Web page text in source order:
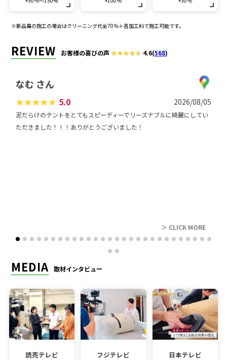
※新品幕の施工の場合はクリーニング代金70％＋各加工料で施工可能です。
REVIEW お客様の喜びの声 4.6(568)
なむ さん
★★★★★ 5.0 2026/08/05
泥だらけのテントをとてもスピーディーでリーズナブルに綺麗にしてい
ただきました！！！ありがとうございました！
＞ CLICK MORE
MEDIA 取材インタビュー
読売テレビ フジテレビ 日本テレビ